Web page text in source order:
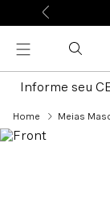
Informe seu
Meias